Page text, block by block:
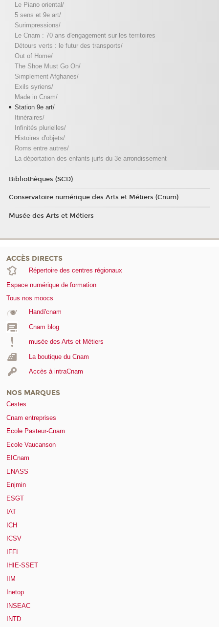
Le Piano oriental/
5 sens et 9e art/
Surimpressions/
Le Cnam : 70 ans d'engagement sur les territoires
Détours verts : le futur des transports/
Out of Home/
The Shoe Must Go On/
Simplement Afghanes/
Exils syriens/
Made in Cnam/
Station 9e art/
Itinéraires/
Infinités plurielles/
Histoires d'objets/
Roms entre autres/
La déportation des enfants juifs du 3e arrondissement
Bibliothèques (SCD)
Conservatoire numérique des Arts et Métiers (Cnum)
Musée des Arts et Métiers
ACCÈS DIRECTS
Répertoire des centres régionaux
Espace numérique de formation
Tous nos moocs
Handi'cnam
Cnam blog
musée des Arts et Métiers
La boutique du Cnam
Accès à intraCnam
NOS MARQUES
Cestes
Cnam entreprises
Ecole Pasteur-Cnam
Ecole Vaucanson
EICnam
ENASS
Enjmin
ESGT
IAT
ICH
ICSV
IFFI
IHIE-SSET
IIM
Inetop
INSEAC
INTD